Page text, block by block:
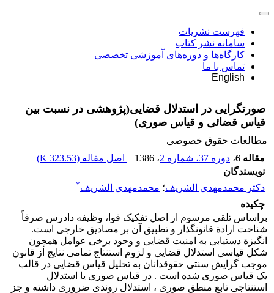
فهرست نشریات
سامانه نشر کتاب
کارگاه‌ها و دوره‌های آموزشی تخصصی
تماس با ما
English
صورتگرایی در استدلال قضایی(پژوهشی در نسبت بین
قیاس قضائی و قیاس صوری)
مطالعات حقوق خصوصی
مقاله 6
، دوره 37، شماره 2 ، 1386 اصل مقاله (323.53 K
)
نویسندگان
دکتر محمدمهدی الشریف؛ محمدمهدی الشریف*
چکیده
براساس تلقی مرسوم از اصل تفکیک قوا، وظیفه دادرس صرفاً
شناخت ارادة قانونگذار و تطبیق آن بر مصادیق خارجی است.
انگیزة دستیابی به امنیت قضایی و وجود برخی عوامل همچون
شکل قیاسی استدلال قضایی و لزوم استنتاج تمامی نتایج از قانون
موجب گرایش سنتی حقوقدانان به تحلیل قیاس قضایی در قالب
یک قیاس صوری شده است . در قیاس صوری یا استدلال
استنتاجی تابع منطق صوری ، استدلال روندی ضروری داشته و جز